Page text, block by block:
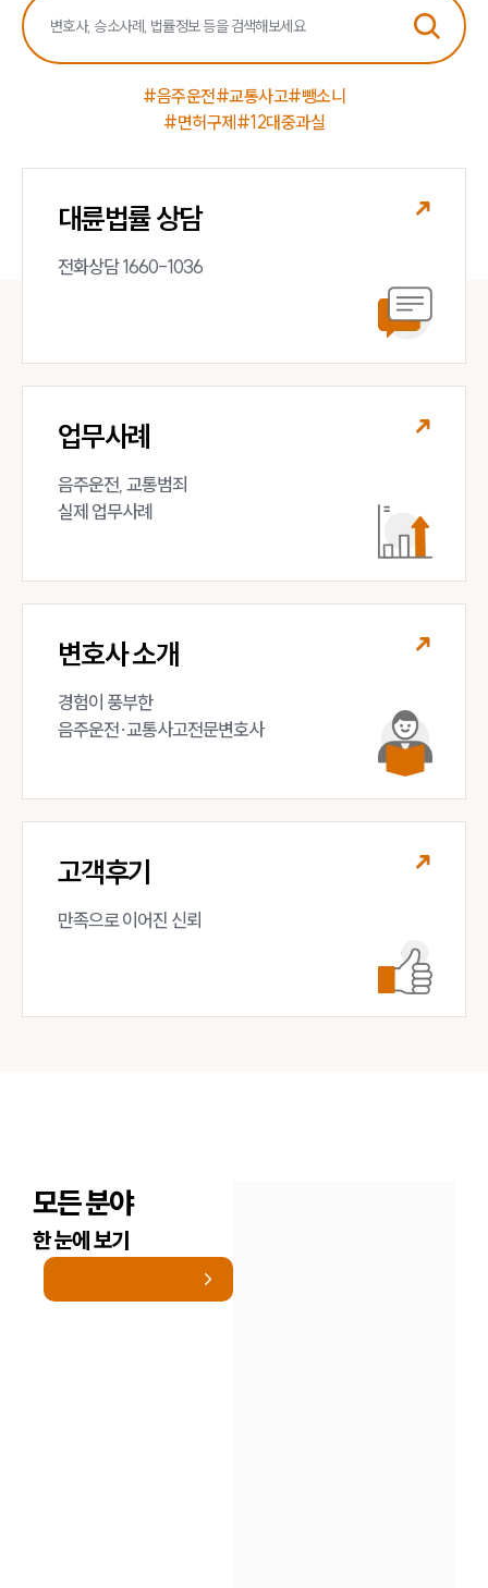
#음주운전#교통사고#뺑소니
#면허구제 #12대중과실
대륜법률 상담
전화상담 1660-1036
업무사례
음주운전, 교통범죄
실제 업무사례
변호사 소개
경험이 풍부한
음주운전·교통사고전문변호사
고객후기
만족으로 이어진 신뢰
모든 분야
한 눈에 보기